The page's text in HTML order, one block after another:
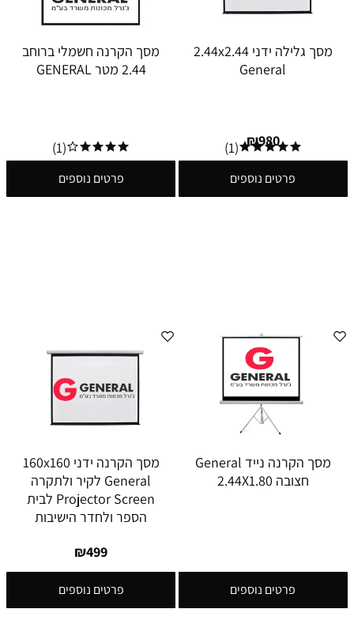
מסך גלילה ידני 2.44x2.44
General
₪980
(1)
פרטים נוספים
מסך הקרנה חשמלי ברוחב
2.44 מטר GENERAL
(1)
פרטים נוספים
מסך הקרנה נייד General
חצובה 2.44X1.80
פרטים נוספים
מסך הקרנה ידני 160x160
General לקיר ולתקרה
Projector Screen לבית
הספר ולחדר הישיבות
₪499
פרטים נוספים